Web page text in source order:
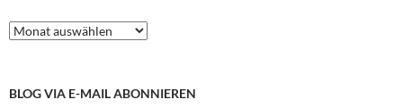
Archive
BLOG VIA E-MAIL ABONNIEREN